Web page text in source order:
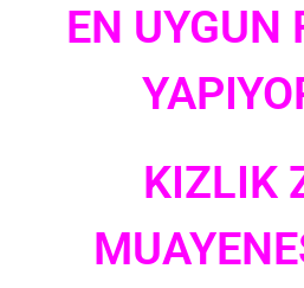
EN UYGUN
KIZLIK